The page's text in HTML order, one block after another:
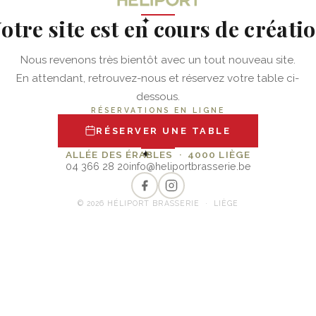
✦
site est en cours de
Nous revenons très bientôt avec un tout nouveau site.
En attendant, retrouvez-nous et réservez votre table ci-
dessous.
RÉSERVATIONS EN LIGNE
RÉSERVER UNE TABLE
✦
ALLÉE DES ÉRABLES · 4000 LIÈGE
04 366 28 20info@heliportbrasserie.be
© 2026 HÉLIPORT BRASSERIE · LIÈGE